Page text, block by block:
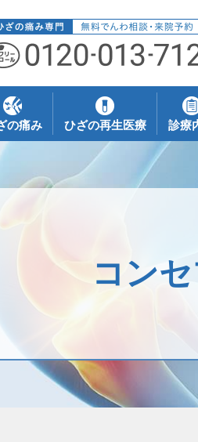
の痛み ひざの再生医療 診療
コン